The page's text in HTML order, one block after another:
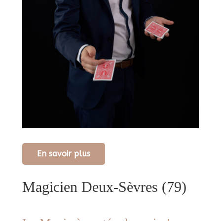
En savoir plus
Magicien Deux-Sèvres (79)